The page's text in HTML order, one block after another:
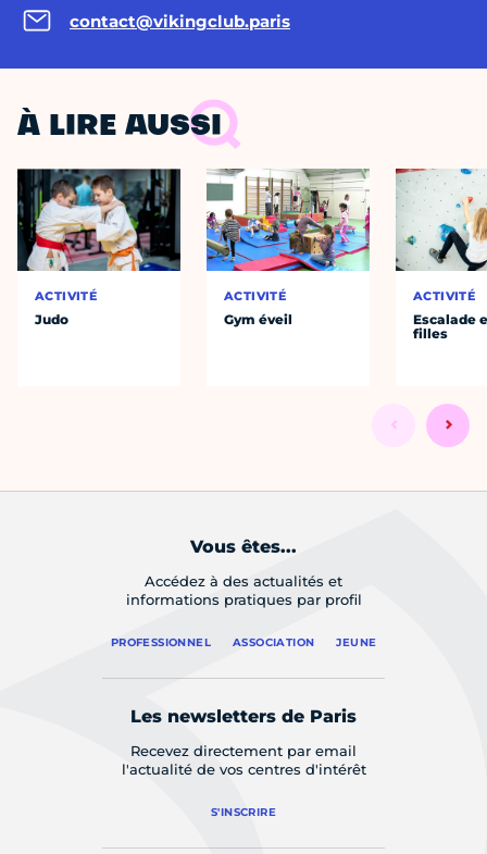
contact@vikingclub.paris
À LIRE AUSSI
ACTIVITÉ
Judo
ACTIVITÉ
Gym éveil
ACTIVITÉ
Escalade
filles
Vous êtes...
Accédez à des actualités et
informations pratiques par profil
PROFESSIONNEL ASSOCIATION JEUNE
Les newsletters de Paris
Recevez directement par email
l'actualité de vos centres d'intérêt
S'INSCRIRE